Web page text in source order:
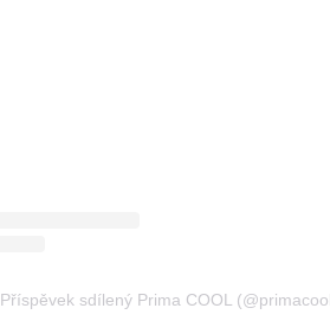
Příspěvek sdílený Prima COOL